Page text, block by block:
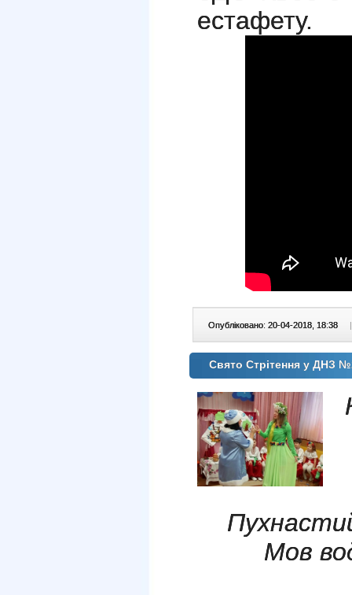
естафету.
Опубліковано: 20-04-2018, 18:38 |
Свято Стрітення у ДНЗ
Мов